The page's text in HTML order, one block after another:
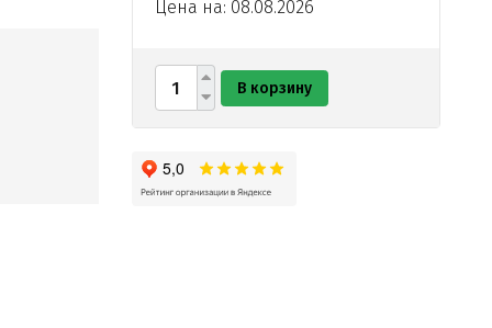
Цена на: 08.08.2026
В корзину